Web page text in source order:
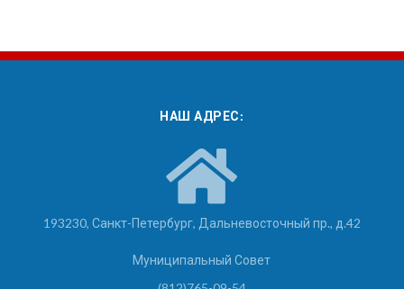
НАШ АДРЕС:
193230, Санкт-Петербург, Дальневосточный пр., д.42
Муниципальный Совет